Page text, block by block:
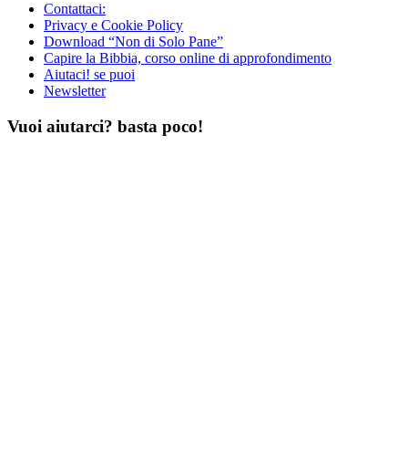
Contattaci:
Privacy e Cookie Policy
Download “Non di Solo Pane”
Capire la Bibbia, corso online di approfondimento
Aiutaci! se puoi
Newsletter
Vuoi aiutarci? basta poco!